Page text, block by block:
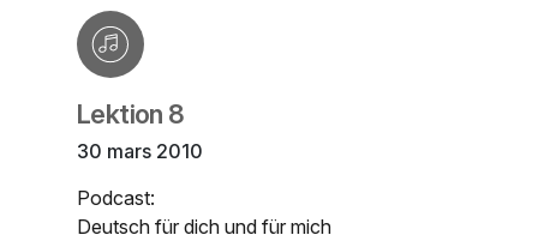
Lektion 8
30 mars 2010
Podcast:
Deutsch für dich und für mich